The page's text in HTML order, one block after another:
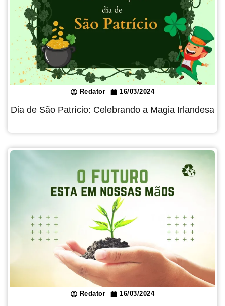
Redator 16/03/2024
Dia de São Patrício: Celebrando a Magia Irlandesa
Redator 16/03/2024